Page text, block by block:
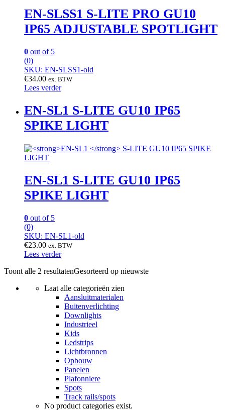
EN-SLSS1 S-LITE PRO GU10
IP65 ADJUSTABLE SPOTLIGHT
0 out of 5
(0)
SKU: EN-SLSS1-old
€34.00 ex. BTW
Lees verder
EN-SL1 S-LITE GU10 IP65
SPIKE LIGHT
EN-SL1 S-LITE GU10 IP65
SPIKE LIGHT
0 out of 5
(0)
SKU: EN-SL1-old
€23.00 ex. BTW
Lees verder
Toont alle 2 resultatenGesorteerd op nieuwste
Laat alle categorieën zien
Aansluitmaterialen
Buitenverlichting
Downlights
Industrieel
Kids
Ledstrips
Lichtbronnen
Opbouw
Panelen
Plafonniere
Spots
Track rails/spots
No product categories exist.